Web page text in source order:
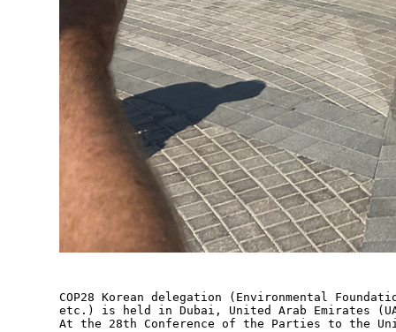
COP28 Korean delegation (Environmental
etc.) is held in Dubai, United Arab Emirates
At the 28th Conference of the Parties to the